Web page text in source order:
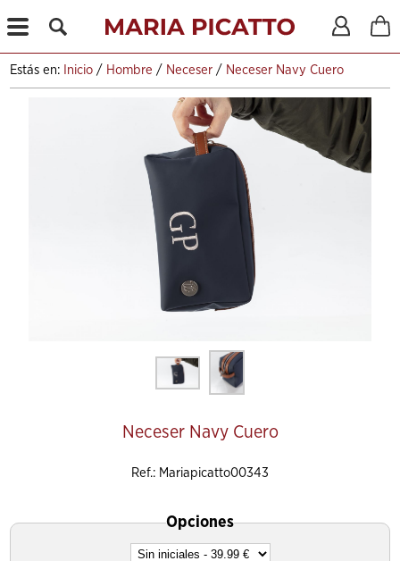
X
Estás en: Inicio / Hombre / Neceser / Neceser Navy Cuero
Neceser Navy Cuero
Ref.: Mariapicatto00343
Opciones